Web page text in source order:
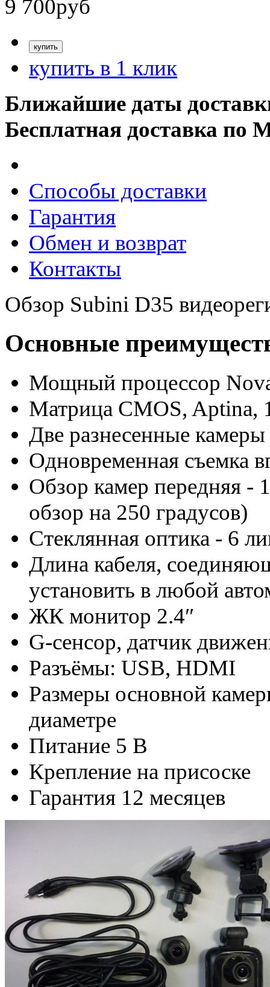
9 700руб
купить в 1 клик
Ближайшие даты
Бесплатная доставка по
Способы доставки
Гарантия
Обмен и возврат
Контакты
Обзор Subini D35
Основные
Мощный процессор
Матрица CMOS, Aptina,
Две разнесенные
Одновременная съемка
Обзор камер передняя -
обзор на 250 градусов)
Стеклянная оптика - 6
Длина кабеля,
установить в любой
ЖК монитор 2.4″
G-сенсор, датчик
Разъёмы: USB, HDMI
Размеры основной
диаметре
Питание 5 В
Крепление на присоске
Гарантия 12 месяцев